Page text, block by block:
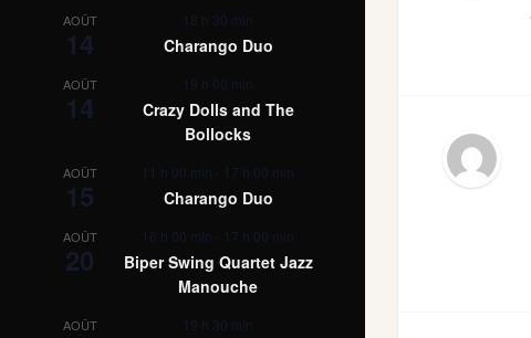
AOÛT
14
18 h 30 min
Charango Duo
AOÛT
14
19 h 00 min
Crazy Dolls and The
Bollocks
AOÛT
15
11 h 00 min - 17 h 00 min
Charango Duo
AOÛT
20
16 h 00 min - 17 h 00 min
Biper Swing Quartet Jazz
Manouche
AOÛT 19 h 30 min